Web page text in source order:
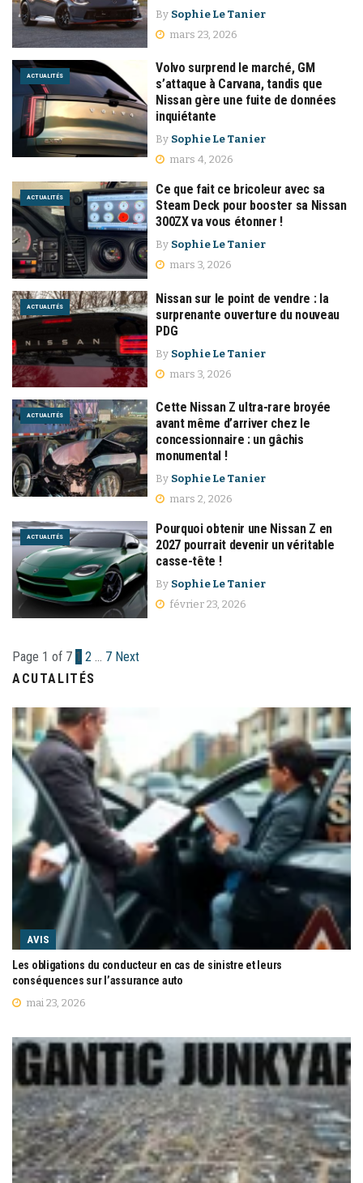
By Sophie Le Tanier
mars 23, 2026
ACTUALITÉS
Volvo surprend le marché, GM
s’attaque à Carvana, tandis que
Nissan gère une fuite de données
inquiétante
By Sophie Le Tanier
mars 4, 2026
ACTUALITÉS
Ce que fait ce bricoleur avec sa
Steam Deck pour booster sa Nissan
300ZX va vous étonner !
By Sophie Le Tanier
mars 3, 2026
ACTUALITÉS
Nissan sur le point de vendre : la
surprenante ouverture du nouveau
PDG
By Sophie Le Tanier
mars 3, 2026
ACTUALITÉS
Cette Nissan Z ultra-rare broyée
avant même d’arriver chez le
concessionnaire : un gâchis
monumental !
By Sophie Le Tanier
mars 2, 2026
ACTUALITÉS
Pourquoi obtenir une Nissan Z en
2027 pourrait devenir un véritable
casse-tête !
By Sophie Le Tanier
février 23, 2026
Page 1 of 7 1 2 … 7 Next
ACUTALITÉS
AVIS
Les obligations du conducteur en cas de sinistre et leurs
conséquences sur l’assurance auto
mai 23, 2026